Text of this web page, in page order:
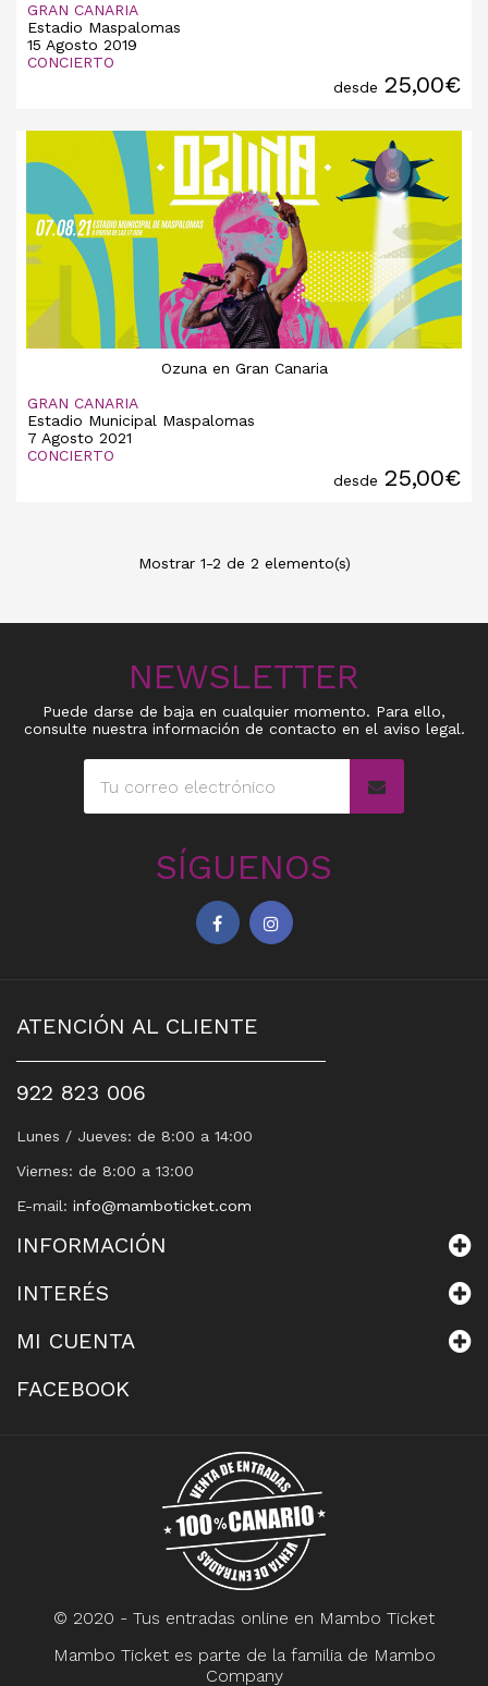
GRAN CANARIA
Estadio Maspalomas
15 Agosto 2019
CONCIERTO
desde 25,00€
Ozuna en Gran Canaria
GRAN CANARIA
Estadio Municipal Maspalomas
7 Agosto 2021
CONCIERTO
desde 25,00€
Mostrar 1-2 de 2 elemento(s)
NEWSLETTER
Puede darse de baja en cualquier momento. Para ello,
consulte nuestra información de contacto en el aviso legal.
SÍGUENOS
ATENCIÓN AL CLIENTE
922 823 006
Lunes / Jueves: de 8:00 a 14:00
Viernes: de 8:00 a 13:00
E-mail: info@mamboticket.com
INFORMACIÓN
INTERÉS
MI CUENTA
FACEBOOK
© 2020 - Tus entradas online en Mambo Ticket
Mambo Ticketes parte de la familia de Mambo
Company